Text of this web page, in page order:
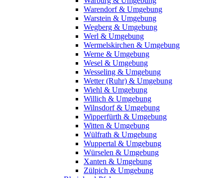
Warendorf & Umgebung
Warstein & Umgebung
Wegberg & Umgebung
Werl & Umgebung
Wermelskirchen & Umgebung
Werne & Umgebung
Wesel & Umgebung
Wesseling & Umgebung
Wetter (Ruhr) & Umgebung
Wiehl & Umgebung
Willich & Umgebung
Wilnsdorf & Umgebung
Wipperfürth & Umgebung
Witten & Umgebung
Wülfrath & Umgebung
Wuppertal & Umgebung
Würselen & Umgebung
Xanten & Umgebung
Zülpich & Umgebung